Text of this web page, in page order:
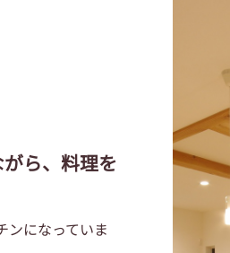
ら、料理を
ンになっていま